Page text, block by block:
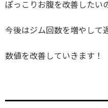
ぽっこりお腹を改善したい
今後はジム回数を増やして
数値を改善していきます！